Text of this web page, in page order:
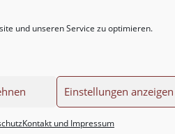
und unseren Service zu optimieren.
Einstellungen anzeigen
Kontakt und Impressum